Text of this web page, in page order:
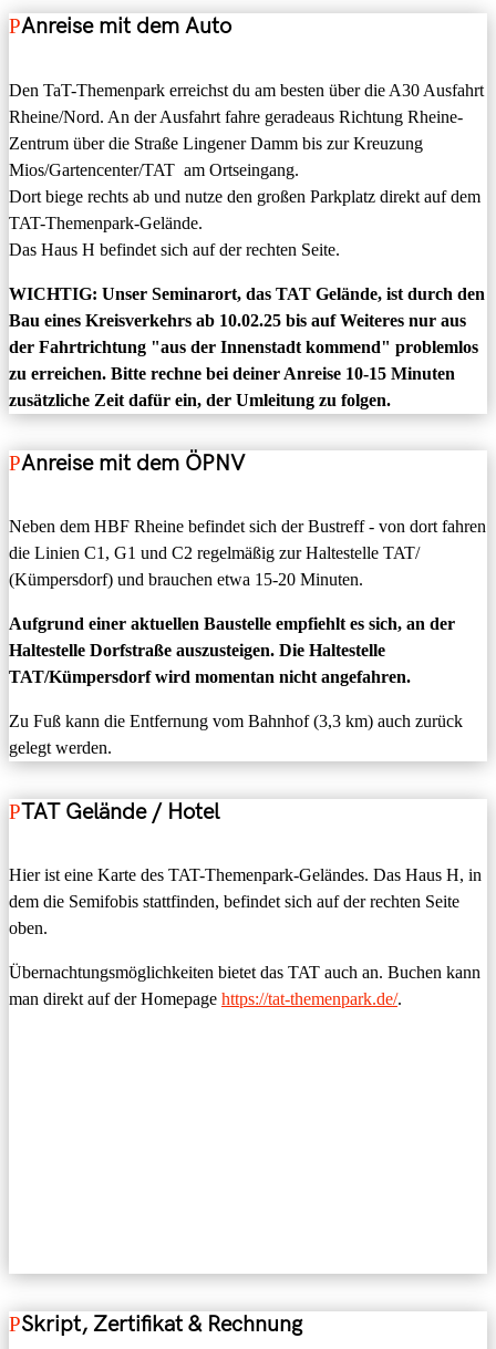
Anreise mit dem Auto
Den TaT-Themenpark erreichst du am besten über die A30 Ausfahrt
Rheine/Nord. An der Ausfahrt fahre geradeaus Richtung Rheine-
Zentrum über die Straße Lingener Damm bis zur Kreuzung
Mios/Gartencenter/TAT am Ortseingang.
Dort biege rechts ab und nutze den großen Parkplatz direkt auf dem
TAT-Themenpark-Gelände.
Das Haus H befindet sich auf der rechten Seite.
WICHTIG: Unser Seminarort, das TAT Gelände, ist durch den
Bau eines Kreisverkehrs ab 10.02.25 bis auf Weiteres nur aus
der Fahrtrichtung "aus der Innenstadt kommend" problemlos
zu erreichen. Bitte rechne bei deiner Anreise 10-15 Minuten
zusätzliche Zeit dafür ein, der Umleitung zu folgen.
Anreise mit dem ÖPNV
Neben dem HBF Rheine befindet sich der Bustreff - von dort fahren
die Linien C1, G1 und C2 regelmäßig zur Haltestelle TAT/
(Kümpersdorf) und brauchen etwa 15-20 Minuten.
Aufgrund einer aktuellen Baustelle empfiehlt es sich, an der
Haltestelle Dorfstraße auszusteigen. Die Haltestelle
TAT/Kümpersdorf wird momentan nicht angefahren.
Zu Fuß kann die Entfernung vom Bahnhof (3,3 km) auch zurück
gelegt werden.
TAT Gelände / Hotel
Hier ist eine Karte des TAT-Themenpark-Geländes. Das Haus H, in
dem die Semifobis stattfinden, befindet sich auf der rechten Seite
oben.
Übernachtungsmöglichkeiten bietet das TAT auch an. Buchen kann
man direkt auf der Homepage https://tat-themenpark.de/.
Skript, Zertifikat & Rechnung